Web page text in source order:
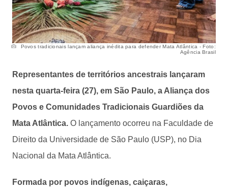
Povos tradicionais lançam aliança inédita para defender Mata Atlântica - Foto:
Agência Brasil
Representantes de territórios ancestrais lançaram
nesta quarta-feira (27), em São Paulo, a Aliança dos
Povos e Comunidades Tradicionais Guardiões da
Mata Atlântica. O lançamento ocorreu na Faculdade de
Direito da Universidade de São Paulo (USP), no Dia
Nacional da Mata Atlântica.
Formada por povos indígenas, caiçaras,